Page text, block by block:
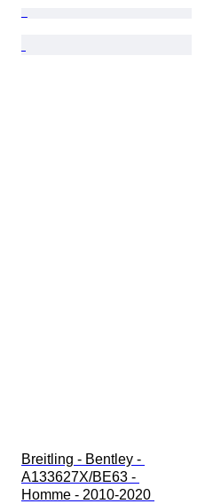
Breitling - Bentley -
A133627X/BE63 -
Homme - 2010-2020